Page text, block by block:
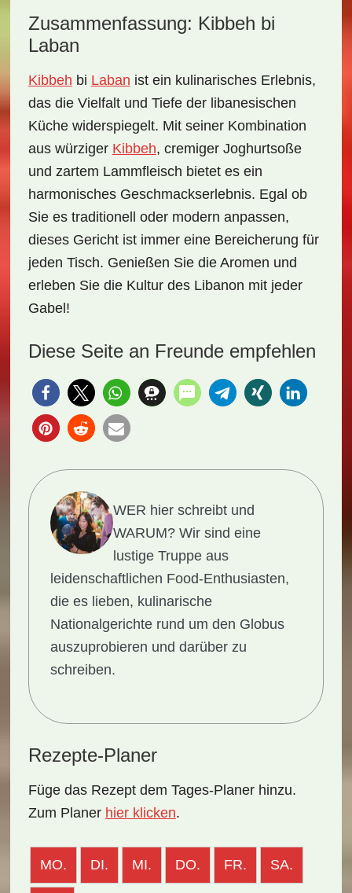
Zusammenfassung: Kibbeh bi
Laban
Kibbeh bi Laban ist ein kulinarisches Erlebnis,
das die Vielfalt und Tiefe der libanesischen
Küche widerspiegelt. Mit seiner Kombination
aus würziger Kibbeh, cremiger Joghurtsoße
und zartem Lammfleisch bietet es ein
harmonisches Geschmackserlebnis. Egal ob
Sie es traditionell oder modern anpassen,
dieses Gericht ist immer eine Bereicherung für
jeden Tisch. Genießen Sie die Aromen und
erleben Sie die Kultur des Libanon mit jeder
Gabel!
Diese Seite an Freunde empfehlen
WER hier schreibt und
WARUM?Wir sind eine
lustige Truppe aus
leidenschaftlichen Food-Enthusiasten,
die es lieben, kulinarische
Nationalgerichte rund um den Globus
auszuprobieren und darüber zu
schreiben.
Rezepte-Planer
Füge das Rezept dem Tages-Planer hinzu.
Zum Planer hier klicken.
MO. DI. MI. DO. FR. SA.